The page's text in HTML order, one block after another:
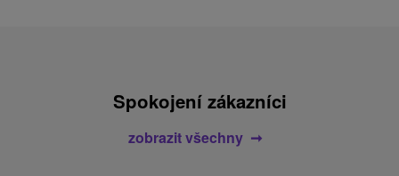
Spokojení zákazníci
zobrazit všechny